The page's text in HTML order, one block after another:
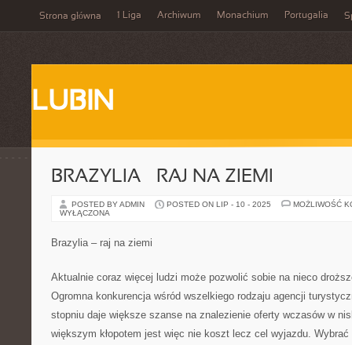
Strona główna 1 Liga Archiwum Monachium Portugalia
LUBIN
BRAZYLIA – RAJ NA ZIEMI
POSTED BY ADMIN POSTED ON LIP - 10 - 2025
MOŻLIWOŚĆ
WYŁĄCZONA
Brazylia – raj na ziemi
Aktualnie coraz więcej ludzi może pozwolić sobie na nieco
Ogromna konkurencja wśród wszelkiego rodzaju agencji
stopniu daje większe szanse na znalezienie oferty wczasów w
większym kłopotem jest więc nie koszt lecz cel wyjazdu.